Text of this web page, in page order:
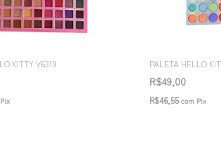
KITTY V6319
Pix
PALETA HELLO
R$49,00
R$46,55com Pix